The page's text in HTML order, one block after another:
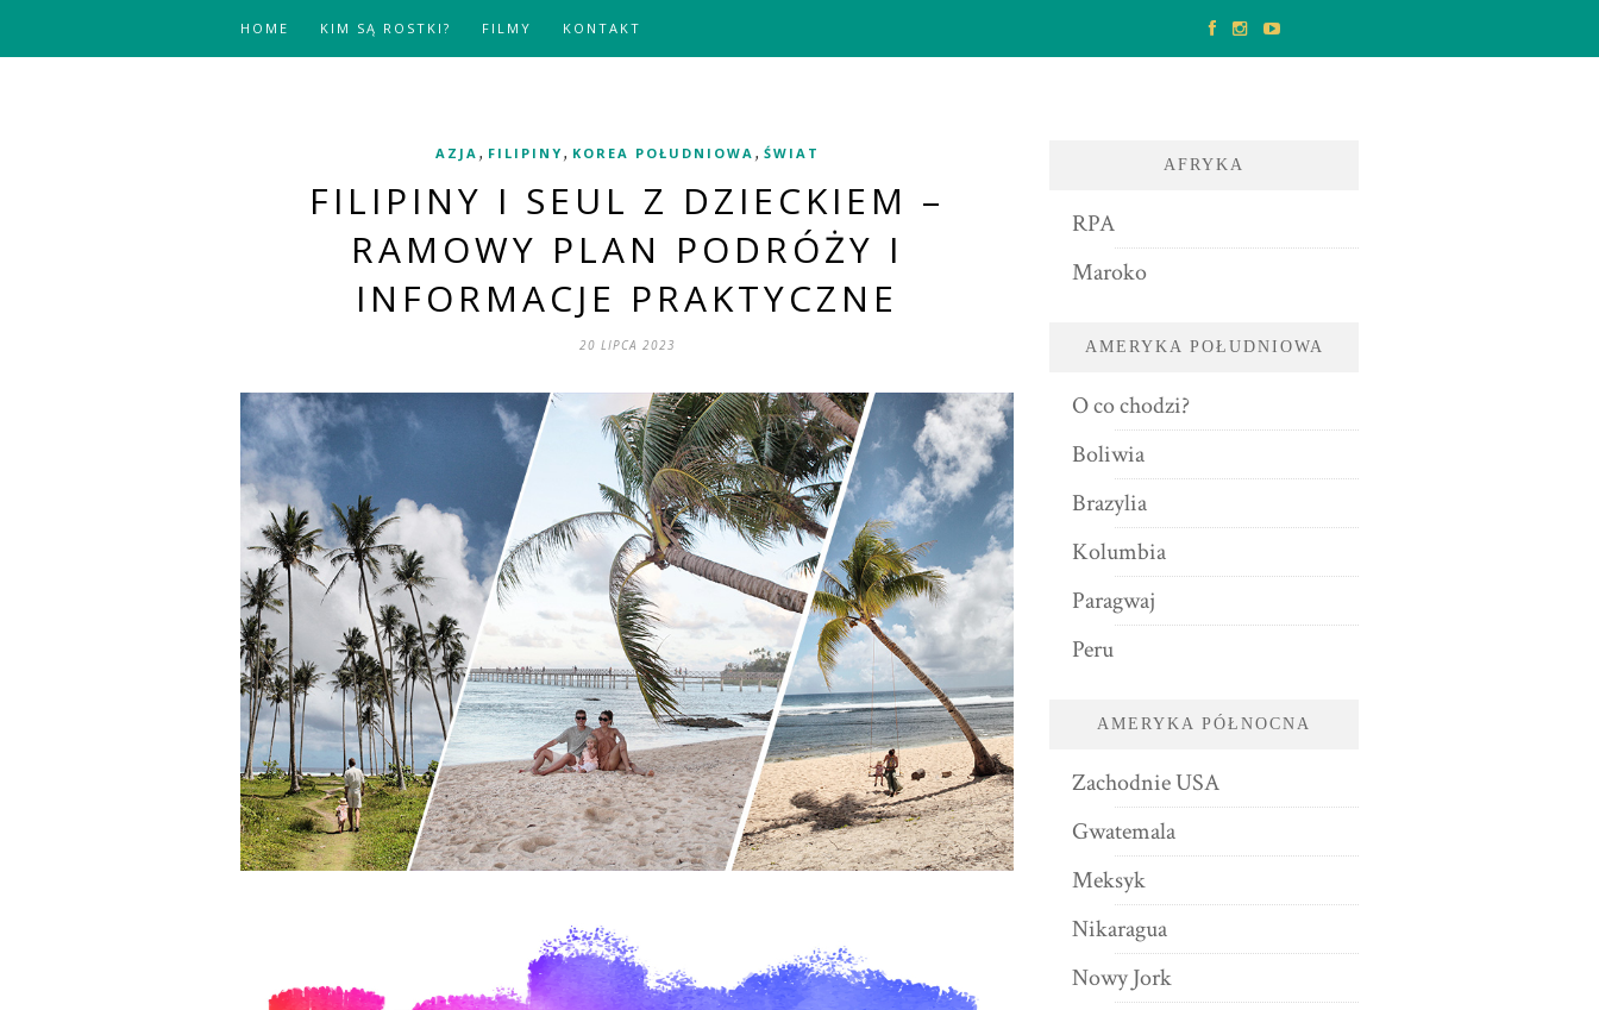
HOME KIM SĄ ROSTKI? FILMY KONTAKT
AZJA , FILIPINY , KOREA POŁUDNIOWA , ŚWIAT
FILIPINY I SEUL Z DZIECKIEM –
RAMOWY PLAN PODRÓŻY I
INFORMACJE PRAKTYCZNE
20 LIPCA 2023
AFRYKA
RPA
Maroko
AMERYKA POŁUDNIOWA
O co chodzi?
Boliwia
Brazylia
Kolumbia
Paragwaj
Peru
AMERYKA PÓŁNOCNA
Zachodnie USA
Gwatemala
Meksyk
Nikaragua
Nowy Jork